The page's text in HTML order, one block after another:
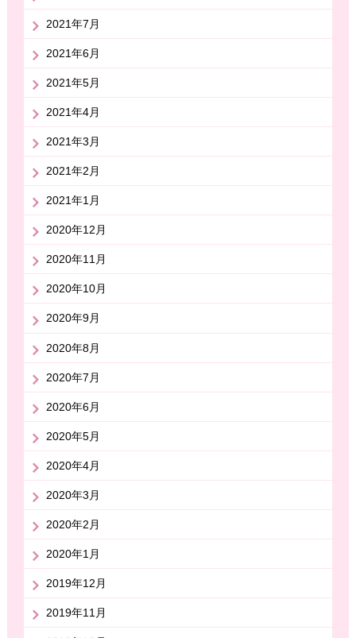
2021年7月
2021年6月
2021年5月
2021年4月
2021年3月
2021年2月
2021年1月
2020年12月
2020年11月
2020年10月
2020年9月
2020年8月
2020年7月
2020年6月
2020年5月
2020年4月
2020年3月
2020年2月
2020年1月
2019年12月
2019年11月